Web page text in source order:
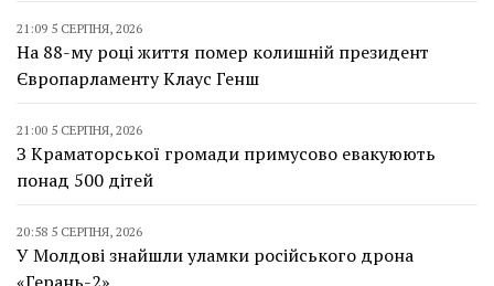
21:09 5 СЕРПНЯ, 2026
На 88-му році життя помер колишній президент
Європарламенту Клаус Генш
21:00 5 СЕРПНЯ, 2026
З Краматорської громади примусово евакуюють
понад 500 дітей
20:58 5 СЕРПНЯ, 2026
У Молдові знайшли уламки російського дрона